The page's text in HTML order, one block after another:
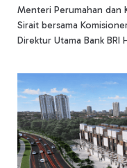
Menteri Perumahan dan
Sirait bersama
Direktur Utama Bank BRI